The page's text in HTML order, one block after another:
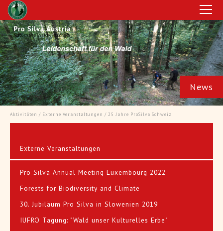
News
Dauerwaldbeispiele in Deutschland
"Von Kalamitätsflächen zur Kiefer und Laubwald
Hessen" - Pro Silva Exkursion nach Deutschland
Aktivitäten / Externe Veranstaltungen / 25 Jahre ProSilva Schweiz
Externe Veranstaltungen
Pro Silva Annual Meeting Luxembourg 2022
Forests for Biodiversity and Climate
30. Jubiläum Pro Silva in Slowenien 2019
IUFRO Tagung: "Wald unser Kulturelles Erbe"